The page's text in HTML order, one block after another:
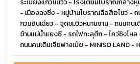
- เมืองฉงชิ่ง - หมู่บ้านโบราณฉือสือโขว่ -
กวนอินเฉียว - จุดชมวิวหนานซาน - ถนนคนเ
ข้ามแม่น้ำแยงซี - รถไฟทะลุตึก - ไคว่ซิงโห
ถนนคนเดินเจียฟางเป่ย - MINISO LAND -